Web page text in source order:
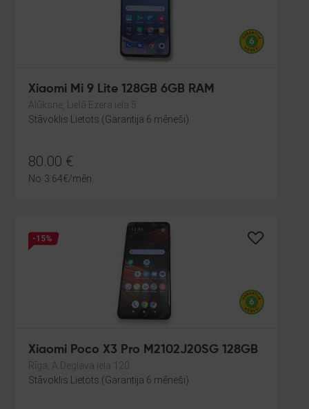
Xiaomi Mi 9 Lite 128GB 6GB RAM
Alūksne, Lielā Ezera iela 5
Stāvoklis Lietots (Garantija 6 mēneši)
80.00 €
No 3.64€/mēn.
-15%
Xiaomi Poco X3 Pro M2102J20SG 128GB
Rīga, A.Deglava iela 120
Stāvoklis Lietots (Garantija 6 mēneši)